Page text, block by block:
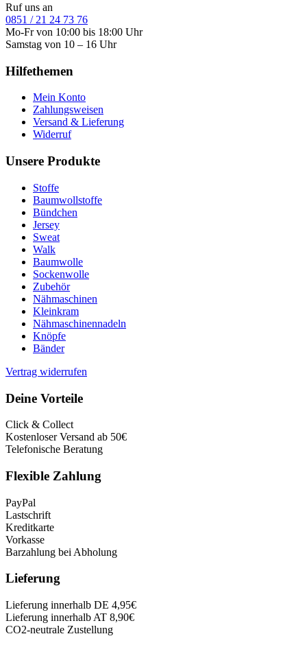
Ruf uns an
0851 / 21 24 73 76
Mo-Fr von 10:00 bis 18:00 Uhr
Samstag von 10 – 16 Uhr
Hilfethemen
Mein Konto
Zahlungsweisen
Versand & Lieferung
Widerruf
Unsere Produkte
Stoffe
Baumwollstoffe
Bündchen
Jersey
Sweat
Walk
Baumwolle
Sockenwolle
Zubehör
Nähmaschinen
Kleinkram
Nähmaschinennadeln
Knöpfe
Bänder
Vertrag widerrufen
Deine Vorteile
Click & Collect
Kostenloser Versand ab 50€
Telefonische Beratung
Flexible Zahlung
PayPal
Lastschrift
Kreditkarte
Vorkasse
Barzahlung bei Abholung
Lieferung
Lieferung innerhalb DE 4,95€
Lieferung innerhalb AT 8,90€
CO2-neutrale Zustellung